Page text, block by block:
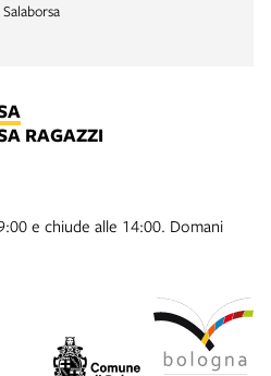
RAGAZZI
e chiude alle 14:00. Domani